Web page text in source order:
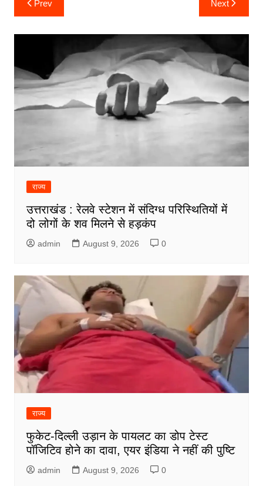
navigation
Prev Next
राज्य
उत्तराखंड : रेलवे स्टेशन में संदिग्ध परिस्थितियों में
दो लोगों के शव मिलने से हड़कंप
admin August 9, 2026 0
राज्य
फुकेट-दिल्ली उड़ान के पायलट का डोप टेस्ट
पॉजिटिव होने का दावा, एयर इंडिया ने नहीं की पुष्टि
admin August 9, 2026 0